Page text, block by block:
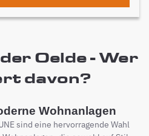
Oelde - Wer
davon?
Wohnanlagen
sind eine hervorragende Wahl